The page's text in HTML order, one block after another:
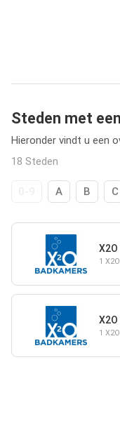
Steden met
Hieronder vindt u een
18 Steden
A B C
1
1